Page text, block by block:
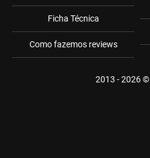
Ficha Técnica
Como fazemos reviews
2013 - 2026 ©